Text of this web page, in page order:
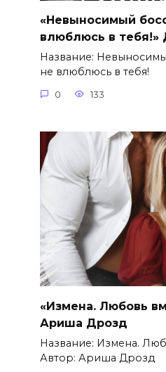
«Невыносимый
влюблюсь в
Название:
не влюблюсь в тебя!
0 133
«Измена. Любовь
Ариша Дрозд
Название: Измена.
Автор: Ариша Дрозд